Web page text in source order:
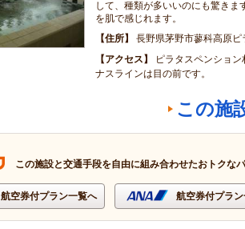
して、種類が多いいのにも驚きま
を肌で感じれます。
住所
長野県茅野市蓼科高原ピ
アクセス
ピラタスペンショ
ナスラインは目の前です。
この施
この施設と交通手段を自由に組み合わせたおトクな
航空券付プラン一覧へ 航空券付プラ